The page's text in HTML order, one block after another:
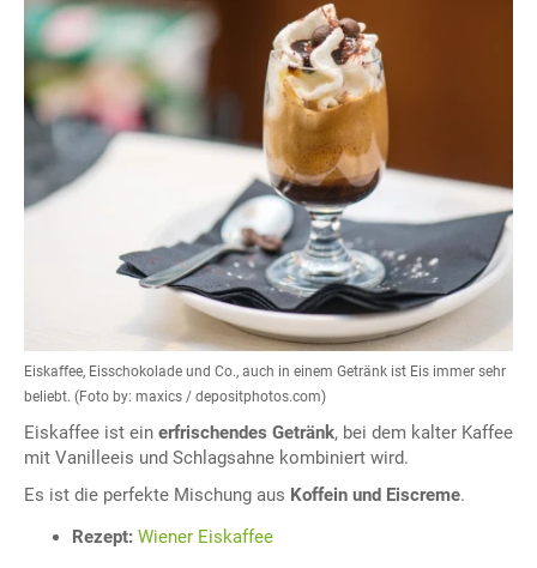
Eiskaffee, Eisschokolade und Co., auch in einem Getränk ist Eis immer sehr
beliebt. (Foto by: maxics / depositphotos.com)
Eiskaffee ist ein erfrischendes Getränk, bei dem kalter Kaffee
mit Vanilleeis und Schlagsahne kombiniert wird.
Es ist die perfekte Mischung aus Koffein und Eiscreme.
Rezept: Wiener Eiskaffee